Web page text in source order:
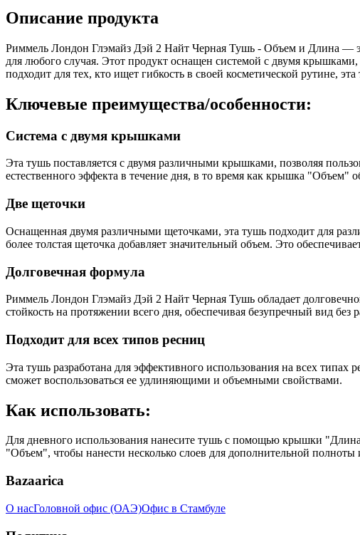
Описание продукта
Риммель Лондон Глэмайз Дэй 2 Найт Черная Тушь - Объем и Длина —
для любого случая. Этот продукт оснащен системой с двумя
подходит для тех, кто ищет гибкость в своей косметической рутине,
Ключевые преимущества/особенности:
Система с двумя крышками
Эта тушь поставляется с двумя различными крышками, позволяя
естественного эффекта в течение дня, в то время как крышка "Объем"
Две щеточки
Оснащенная двумя различными щеточками, эта тушь подходит для
более толстая щеточка добавляет значительный объем. Это
Долговечная формула
Риммель Лондон Глэмайз Дэй 2 Найт Черная Тушь обладает
стойкость на протяжении всего дня, обеспечивая безупречный вид без
Подходит для всех типов ресниц
Эта тушь разработана для эффективного использования на всех
сможет воспользоваться ее удлиняющими и объемными свойствами.
Как использовать:
Для дневного использования нанесите тушь с помощью крышки
"Объем", чтобы нанести несколько слоев для дополнительной полноты
Bazaarica
О насГоловной офис (ОАЭ)Офис в Стамбуле